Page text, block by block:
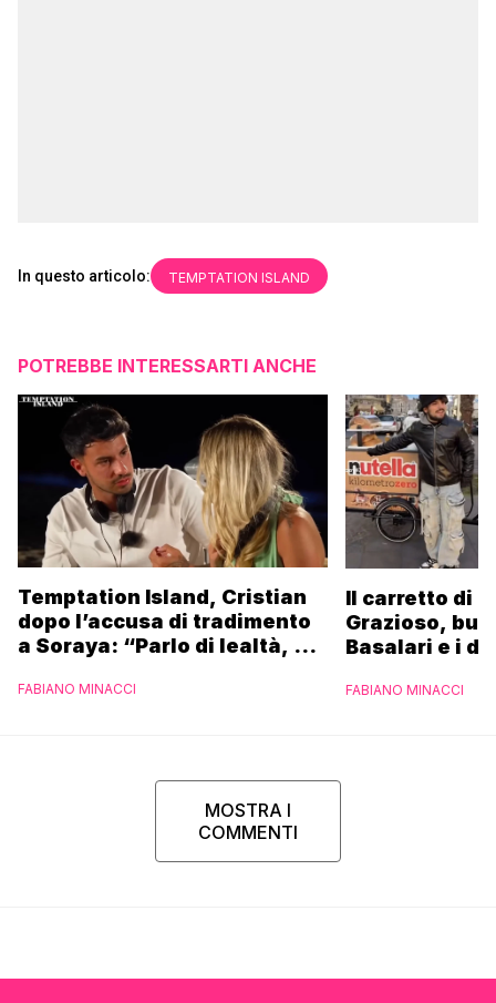
In questo articolo: TEMPTATION ISLAND
POTREBBE INTERESSARTI ANCHE
Temptation Island, Cristian
dopo l’accusa di tradimento
a Soraya: “Parlo di lealtà, ma
FABIANO MINACCI
Il carretto di
Grazioso,
Basalari e i
Ferrero”
FABIANO MINACCI
MOSTRA I
COMMENTI